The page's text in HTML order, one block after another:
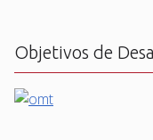
Objetivos de